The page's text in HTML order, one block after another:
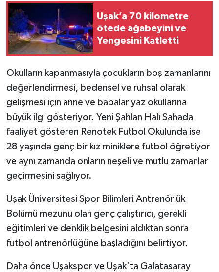
Uşak’a 70 kilometre
ötede ağabeyini ve
Yengesini Katletti
Okulların kapanmasıyla çocukların boş zamanlarını
değerlendirmesi, bedensel ve ruhsal olarak
gelişmesi için anne ve babalar yaz okullarına
büyük ilgi gösteriyor. Yeni Şahlan Halı Sahada
faaliyet gösteren Renotek Futbol Okulunda ise
28 yaşında genç bir kız miniklere futbol öğretiyor
ve aynı zamanda onların neşeli ve mutlu zamanlar
geçirmesini sağlıyor.
Uşak Üniversitesi Spor Bilimleri Antrenörlük
Bolümü mezunu olan genç çalıştırıcı, gerekli
eğitimleri ve denklik belgesini aldıktan sonra
futbol antrenörlüğüne başladığını belirtiyor.
Daha önce Uşakspor ve Uşak’ta Galatasaray